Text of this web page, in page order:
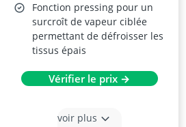
Fonction pressing pour un
surcroît de vapeur ciblée
permettant de défroisser les
tissus épais
Vérifier le prix →
voir plus